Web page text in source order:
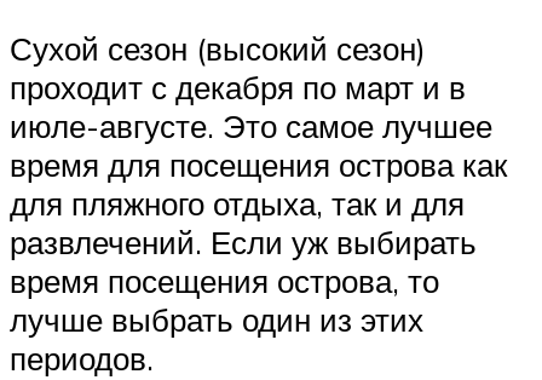
Сухой сезон (высокий сезон)
проходит с декабря по март и в
июле-августе. Это самое лучшее
время для посещения острова как
для пляжного отдыха, так и для
развлечений. Если уж выбирать
время посещения острова, то
лучше выбрать один из этих
периодов.